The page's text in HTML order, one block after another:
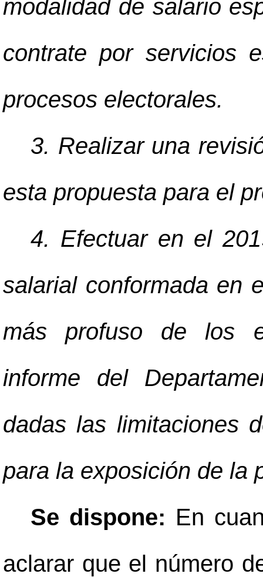
modalidad de salario
contrate por servicios
procesos electorales.
3. Realizar una
esta propuesta para el
4. Efectuar en el
salarial conformada en
más profuso de los
informe del
dadas las limitaciones
para la exposición de la
Se dispone: En
aclarar que el número